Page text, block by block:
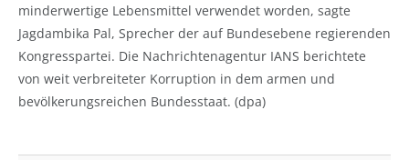
minderwertige Lebensmittel verwendet worden, sagte
Jagdambika Pal, Sprecher der auf Bundesebene regierenden
Kongresspartei. Die Nachrichtenagentur IANS berichtete
von weit verbreiteter Korruption in dem armen und
bevölkerungsreichen Bundesstaat. (dpa)